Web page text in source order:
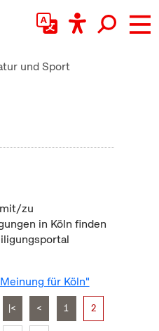
und Sport
zu
in Köln finden
für Köln"
|< < 1 2